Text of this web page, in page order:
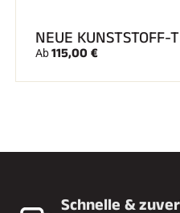
NEUE KUNSTSTOFF-
Ab115,00 €
Schnelle &